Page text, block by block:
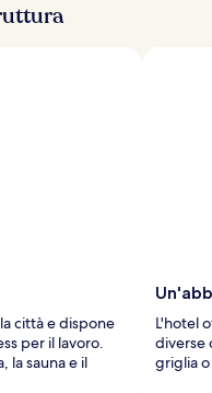
a
t
o
r
città e dispone
per il lavoro.
la sauna e il
L'hotel
diverse
griglia